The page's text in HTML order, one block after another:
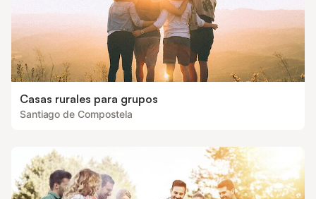
Casas rurales para grupos
Santiago de Compostela